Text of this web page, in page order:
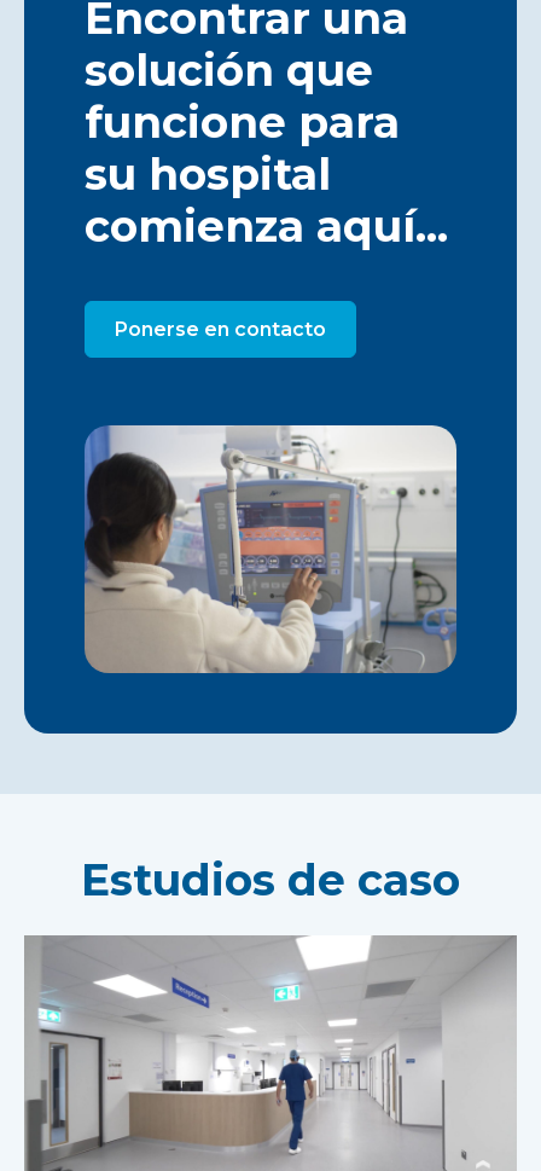
Encontrar una
solución que
funcione para
su hospital
comienza aquí...
Ponerse en contacto
Estudios de caso